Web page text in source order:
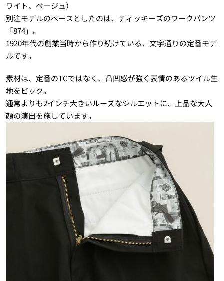
ワイト、ベージュ）
別注モデルのベースとしたのは、ディッキーズのワークパンツ
「874」。
1920年代の創業当時から作り続けている、文字通りの定番モデ
ルです。
素材は、定番のTCではなく、凸凹感が強く表情のあるツイル生
地をピック。
通常よりも2インチ大きいルーズなシルエットに、上品な大人
顔の演出を施しています。